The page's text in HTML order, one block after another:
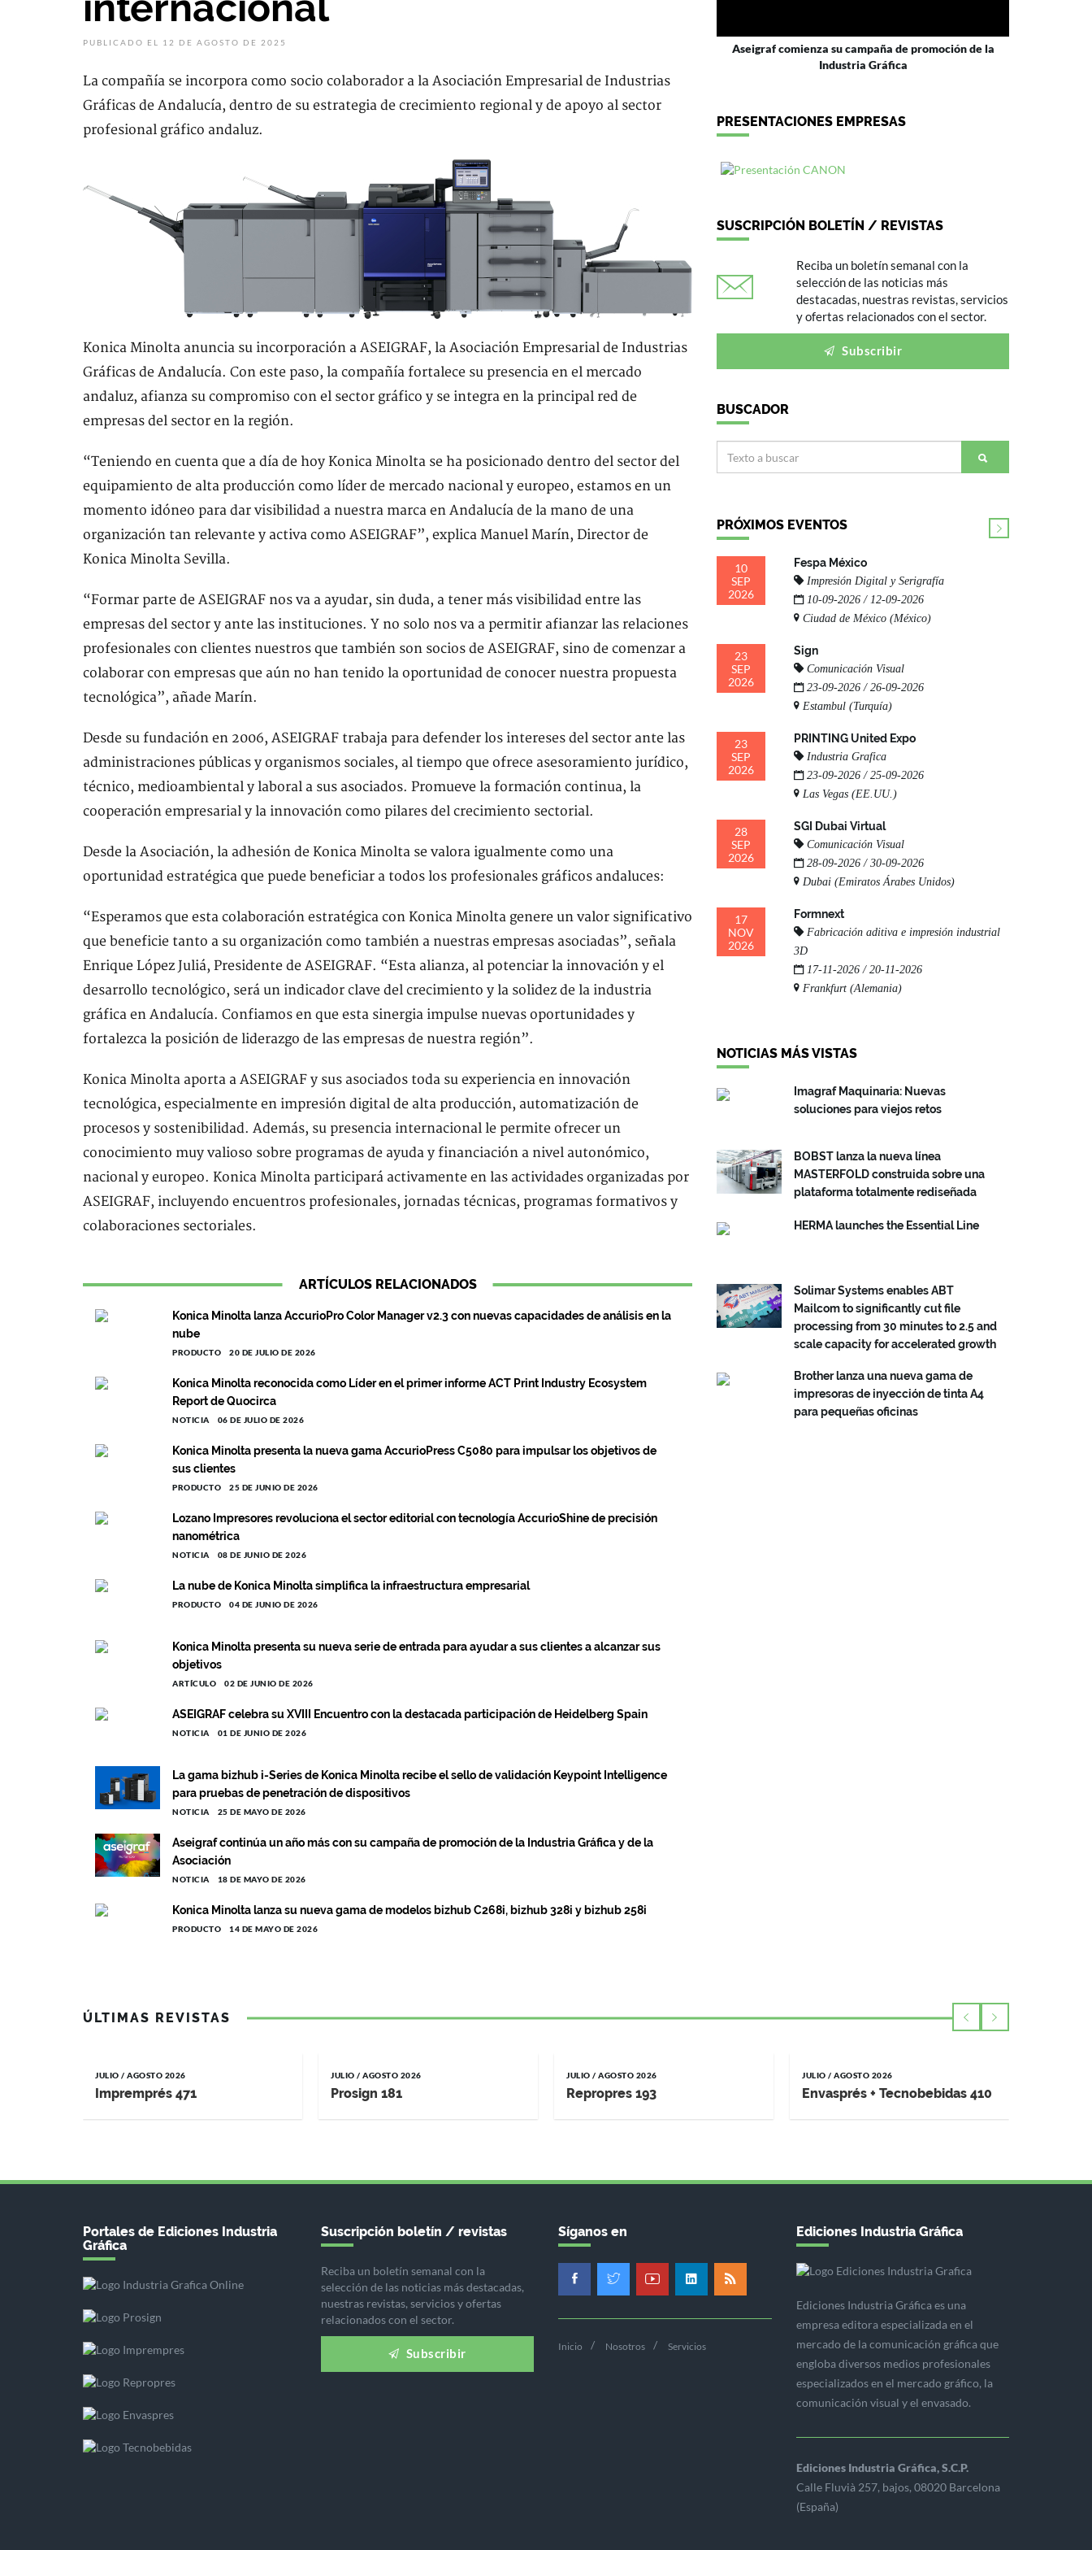
PUBLICADO EL 12 DE AGOSTO DE 2025
La compañía se incorpora como socio colaborador a la Asociación Empresarial de Industrias
Gráficas de Andalucía, dentro de su estrategia de crecimiento regional y de apoyo al sector
profesional gráfico andaluz.
Konica Minolta anuncia su incorporación a ASEIGRAF, la Asociación Empresarial de Industrias
Gráficas de Andalucía. Con este paso, la compañía fortalece su presencia en el mercado
andaluz, afianza su compromiso con el sector gráfico y se integra en la principal red de
empresas del sector en la región.
“Teniendo en cuenta que a día de hoy Konica Minolta se ha posicionado dentro del sector del
equipamiento de alta producción como líder de mercado nacional y europeo, estamos en un
momento idóneo para dar visibilidad a nuestra marca en Andalucía de la mano de una
organización tan relevante y activa como ASEIGRAF”, explica Manuel Marín, Director de
Konica Minolta Sevilla.
“Formar parte de ASEIGRAF nos va a ayudar, sin duda, a tener más visibilidad entre las
empresas del sector y ante las instituciones. Y no solo nos va a permitir afianzar las relaciones
profesionales con clientes nuestros que también son socios de ASEIGRAF, sino de comenzar a
colaborar con empresas que aún no han tenido la oportunidad de conocer nuestra propuesta
tecnológica”, añade Marín.
Desde su fundación en 2006, ASEIGRAF trabaja para defender los intereses del sector ante las
administraciones públicas y organismos sociales, al tiempo que ofrece asesoramiento jurídico,
técnico, medioambiental y laboral a sus asociados. Promueve la formación continua, la
cooperación empresarial y la innovación como pilares del crecimiento sectorial.
Desde la Asociación, la adhesión de Konica Minolta se valora igualmente como una
oportunidad estratégica que puede beneficiar a todos los profesionales gráficos andaluces:
“Esperamos que esta colaboración estratégica con Konica Minolta genere un valor significativo
que beneficie tanto a su organización como también a nuestras empresas asociadas”, señala
Enrique López Juliá, Presidente de ASEIGRAF. “Esta alianza, al potenciar la innovación y el
desarrollo tecnológico, será un indicador clave del crecimiento y la solidez de la industria
gráfica en Andalucía. Confiamos en que esta sinergia impulse nuevas oportunidades y
fortalezca la posición de liderazgo de las empresas de nuestra región”.
Konica Minolta aporta a ASEIGRAF y sus asociados toda su experiencia en innovación
tecnológica, especialmente en impresión digital de alta producción, automatización de
procesos y sostenibilidad. Además, su presencia internacional le permite ofrecer un
conocimiento muy valioso sobre programas de ayuda y financiación a nivel autonómico,
nacional y europeo. Konica Minolta participará activamente en las actividades organizadas por
ASEIGRAF, incluyendo encuentros profesionales, jornadas técnicas, programas formativos y
colaboraciones sectoriales.
ARTÍCULOS RELACIONADOS
Konica Minolta lanza AccurioPro Color Manager v2.3 con nuevas capacidades de análisis en la
nube
PRODUCTO 20 DE JULIO DE 2026
Konica Minolta reconocida como Líder en el primer informe ACT Print Industry Ecosystem
Report de Quocirca
NOTICIA 06 DE JULIO DE 2026
Konica Minolta presenta la nueva gama AccurioPress C5080 para impulsar los objetivos de
sus clientes
PRODUCTO 25 DE JUNIO DE 2026
Lozano Impresores revoluciona el sector editorial con tecnología AccurioShine de precisión
nanométrica
NOTICIA 08 DE JUNIO DE 2026
La nube de Konica Minolta simplifica la infraestructura empresarial
PRODUCTO 04 DE JUNIO DE 2026
Konica Minolta presenta su nueva serie de entrada para ayudar a sus clientes a alcanzar sus
objetivos
ARTÍCULO 02 DE JUNIO DE 2026
ASEIGRAF celebra su XVIII Encuentro con la destacada participación de Heidelberg Spain
NOTICIA 01 DE JUNIO DE 2026
La gama bizhub i-Series de Konica Minolta recibe el sello de validación Keypoint Intelligence
para pruebas de penetración de dispositivos
NOTICIA 25 DE MAYO DE 2026
Aseigraf continúa un año más con su campaña de promoción de la Industria Gráfica y de la
Asociación
NOTICIA 18 DE MAYO DE 2026
Konica Minolta lanza su nueva gama de modelos bizhub C268i, bizhub 328i y bizhub 258i
PRODUCTO 14 DE MAYO DE 2026
Aseigraf comienza su campaña de promoción de la
Industria Gráfica
PRESENTACIONES EMPRESAS
SUSCRIPCIÓN BOLETÍN / REVISTAS
Reciba un boletín semanal con la
selección de las noticias más
destacadas, nuestras revistas, servicios
y ofertas relacionados con el sector.
Subscribir
BUSCADOR
PRÓXIMOS EVENTOS
10
SEP
2026
Fespa México
Impresión Digital y Serigrafía
10-09-2026 / 12-09-2026
Ciudad de México (México)
23
SEP
2026
Sign
Comunicación Visual
23-09-2026 / 26-09-2026
Estambul (Turquía)
23
SEP
2026
PRINTING United Expo
Industria Grafica
23-09-2026 / 25-09-2026
Las Vegas (EE.UU.)
28
SEP
2026
SGI Dubai Virtual
Comunicación Visual
28-09-2026 / 30-09-2026
Dubai (Emiratos Árabes Unidos)
17
NOV
2026
Formnext
Fabricación aditiva e impresión industrial
3D
17-11-2026 / 20-11-2026
Frankfurt (Alemania)
NOTICIAS MÁS VISTAS
Imagraf Maquinaria: Nuevas
soluciones para viejos retos
BOBST lanza la nueva línea
MASTERFOLD construida sobre una
plataforma totalmente rediseñada
HERMA launches the Essential Line
Solimar Systems enables ABT
Mailcom to significantly cut file
processing from 30 minutes to 2.5 and
scale capacity for accelerated growth
Brother lanza una nueva gama de
impresoras de inyección de tinta A4
para pequeñas oficinas
ÚLTIMAS REVISTAS
JULIO / AGOSTO 2026
Impremprés 471
JULIO / AGOSTO 2026
Prosign 181
JULIO / AGOSTO 2026
Repropres 193
JULIO / AGOSTO 2026
Envasprés + Tecnobebidas 410
Portales de Ediciones Industria
Gráfica
Suscripción boletín / revistas
Reciba un boletín semanal con la
selección de las noticias más destacadas,
nuestras revistas, servicios y ofertas
relacionados con el sector.
Subscribir
Síganos en
Inicio Nosotros Servicios
Ediciones Industria Gráfica
Ediciones Industria Gráfica es una
empresa editora especializada en el
mercado de la comunicación gráfica que
engloba diversos medios profesionales
especializados en el mercado gráfico, la
comunicación visual y el envasado.
Ediciones Industria Gráfica, S.C.P.
Calle Fluvià 257, bajos, 08020 Barcelona
(España)